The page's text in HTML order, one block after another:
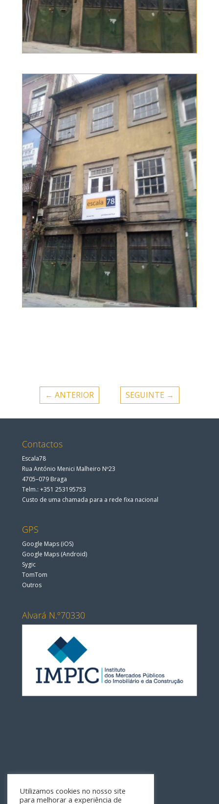
← ANTERIOR SEGUINTE →
Contactos
Escala78
Rua António Menici Malheiro Nº23
4705–079 Braga
Telm.: +351 253195753
Custo de uma chamada para a rede fixa nacional
GPS
Google Maps (iOS)
Google Maps (Android)
Sygic
TomTom
Outros
Alvará N.º70330
Utilizamos cookies no nosso site
para melhorar a experiência de